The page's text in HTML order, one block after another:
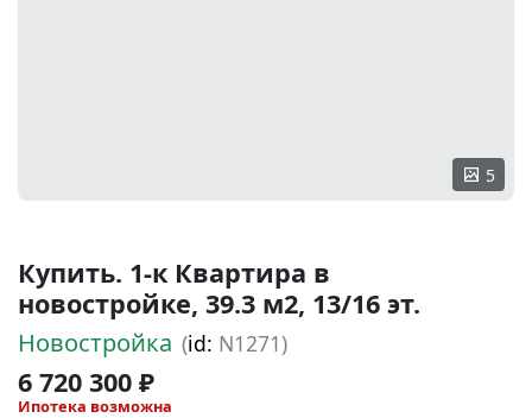
5
Купить. 1-к Квартира в
новостройке, 39.3 м2, 13/16 эт.
Новостройка (id: N1271)
6 720 300 ₽
Ипотека возможна